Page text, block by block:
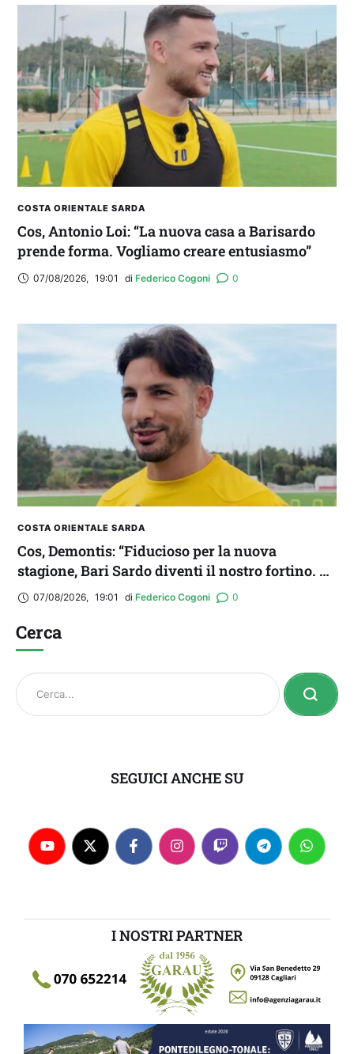
COSTA ORIENTALE SARDA
Cos, Antonio Loi: “La nuova casa a Barisardo
prende forma. Vogliamo creare entusiasmo”
07/08/2026, 19:01 di Federico Cogoni 0
COSTA ORIENTALE SARDA
Cos, Demontis: “Fiducioso per la nuova
stagione, Bari Sardo diventi il nostro fortino. E
occhio all’Ossese”
07/08/2026, 19:01 di Federico Cogoni 0
Cerca
SEGUICI ANCHE SU
I NOSTRI PARTNER